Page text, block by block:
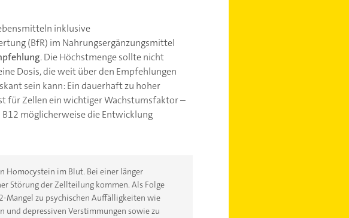
inklusive
(BfR) im Nahrungsergänzungsmittel
. Die Höchstmenge sollte nicht
Dosis, die weit über den Empfehlungen
sein kann: Ein dauerhaft zu hoher
für Zellen ein wichtiger Wachstumsfaktor –
möglicherweise die Entwicklung
Homocystein im Blut. Bei einer länger
Störung der Zellteilung kommen. Als Folge
Mangel zu psychischen Auffälligkeiten wie
und depressiven Verstimmungen sowie zu